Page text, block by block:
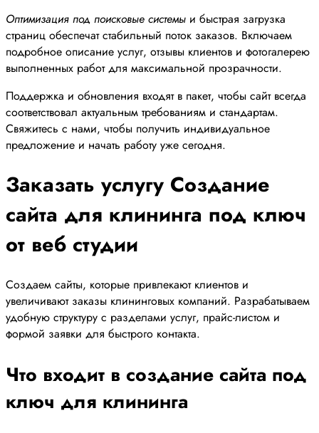
Оптимизация под поисковые системы и быстрая загрузка
страниц обеспечат стабильный поток заказов. Включаем
подробное описание услуг, отзывы клиентов и фотогалерею
выполненных работ для максимальной прозрачности.
Поддержка и обновления входят в пакет, чтобы сайт всегда
соответствовал актуальным требованиям и стандартам.
Свяжитесь с нами, чтобы получить индивидуальное
предложение и начать работу уже сегодня.
Заказать услугу Создание
сайта для клининга под ключ
от веб студии
Создаем сайты, которые привлекают клиентов и
увеличивают заказы клининговых компаний. Разрабатываем
удобную структуру с разделами услуг, прайс-листом и
формой заявки для быстрого контакта.
Что входит в создание сайта под
ключ для клининга